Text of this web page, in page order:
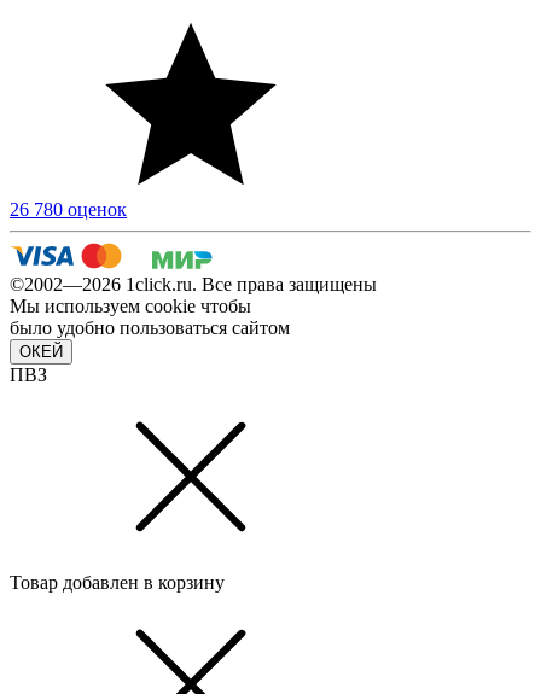
26 780 оценок
©2002—2026 1сlick.ru. Все права защищены
Мы используем cookie чтобы
было удобно пользоваться сайтом
ОКЕЙ
ПВЗ
Товар добавлен в корзину